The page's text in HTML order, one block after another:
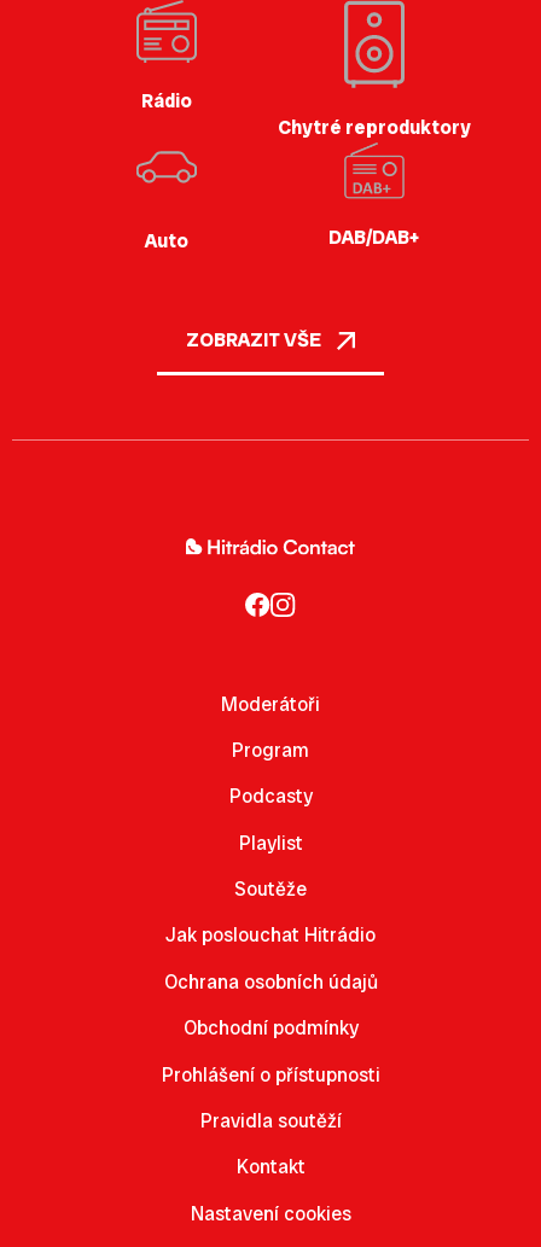
Rádio
Chytré reproduktory
Auto DAB/DAB+
ZOBRAZIT VŠE
Moderátoři
Program
Podcasty
Playlist
Soutěže
Jak poslouchat Hitrádio
Ochrana osobních údajů
Obchodní podmínky
Prohlášení o přístupnosti
Pravidla soutěží
Kontakt
Nastavení cookies